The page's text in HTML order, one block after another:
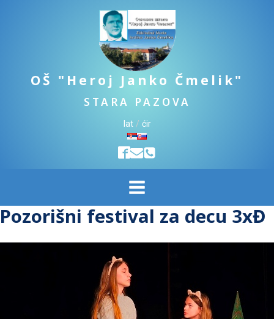
OŠ "Heroj Janko Čmelik"
STARA PAZOVA
lat/ ćir
Pozorišni festival za decu 3xĐ